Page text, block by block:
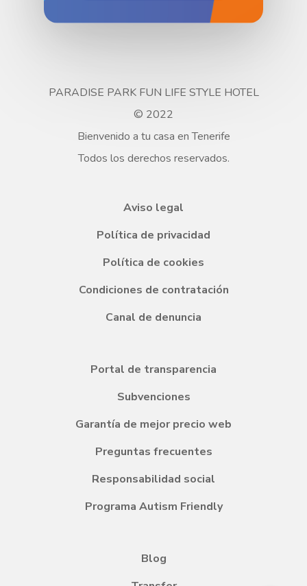
PARADISE PARK FUN LIFE STYLE HOTEL
© 2022
Bienvenido a tu casa en Tenerife
Todos los derechos reservados.
Aviso legal
Política de privacidad
Política de cookies
Condiciones de contratación
Canal de denuncia
Portal de transparencia
Subvenciones
Garantía de mejor precio web
Preguntas frecuentes
Responsabilidad social
Programa Autism Friendly
Blog